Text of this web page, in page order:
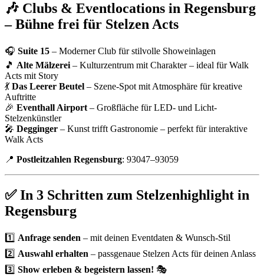
🎶 Clubs & Eventlocations in Regensburg
– Bühne frei für Stelzen Acts
🎧 Suite 15 – Moderner Club für stilvolle Showeinlagen
🎵 Alte Mälzerei – Kulturzentrum mit Charakter – ideal für Walk
Acts mit Story
💃 Das Leerer Beutel – Szene-Spot mit Atmosphäre für kreative
Auftritte
🎉 Eventhall Airport – Großfläche für LED- und Licht-
Stelzenkünstler
🎤 Degginger – Kunst trifft Gastronomie – perfekt für interaktive
Walk Acts
📍 Postleitzahlen Regensburg: 93047–93059
✅ In 3 Schritten zum Stelzenhighlight in
Regensburg
1️⃣ Anfrage senden – mit deinen Eventdaten & Wunsch-Stil
2️⃣ Auswahl erhalten – passgenaue Stelzen Acts für deinen Anlass
3️⃣ Show erleben & begeistern lassen! 🎭